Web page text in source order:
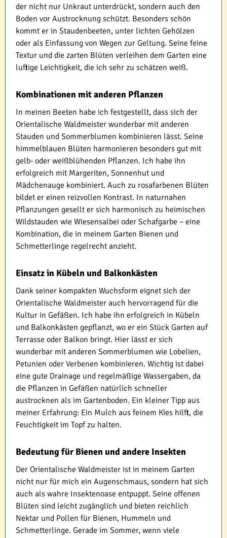
der nicht nur Unkraut unterdrückt, sondern auch den
Boden vor Austrocknung schützt. Besonders schön
kommt er in Staudenbeeten, unter lichten Gehölzen
oder als Einfassung von Wegen zur Geltung. Seine feine
Textur und die zarten Blüten verleihen dem Garten eine
luftige Leichtigkeit, die ich sehr zu schätzen weiß.
Kombinationen mit anderen Pflanzen
In meinen Beeten habe ich festgestellt, dass sich der
Orientalische Waldmeister wunderbar mit anderen
Stauden und Sommerblumen kombinieren lässt. Seine
himmelblauen Blüten harmonieren besonders gut mit
gelb- oder weißblühenden Pflanzen. Ich habe ihn
erfolgreich mit Margeriten, Sonnenhut und
Mädchenauge kombiniert. Auch zu rosafarbenen Blüten
bildet er einen reizvollen Kontrast. In naturnahen
Pflanzungen gesellt er sich harmonisch zu heimischen
Wildstauden wie Wiesensalbei oder Schafgarbe – eine
Kombination, die in meinem Garten Bienen und
Schmetterlinge regelrecht anzieht.
Einsatz in Kübeln und Balkonkästen
Dank seiner kompakten Wuchsform eignet sich der
Orientalische Waldmeister auch hervorragend für die
Kultur in Gefäßen. Ich habe ihn erfolgreich in Kübeln
und Balkonkästen gepflanzt, wo er ein Stück Garten auf
Terrasse oder Balkon bringt. Hier lässt er sich
wunderbar mit anderen Sommerblumen wie Lobelien,
Petunien oder Verbenen kombinieren. Wichtig ist dabei
eine gute Drainage und regelmäßige Wassergaben, da
die Pflanzen in Gefäßen natürlich schneller
austrocknen als im Gartenboden. Ein kleiner Tipp aus
meiner Erfahrung: Ein Mulch aus feinem Kies hilft, die
Feuchtigkeit im Topf zu halten.
Bedeutung für Bienen und andere Insekten
Der Orientalische Waldmeister ist in meinem Garten
nicht nur für mich ein Augenschmaus, sondern hat sich
auch als wahre Insektenoase entpuppt. Seine offenen
Blüten sind leicht zugänglich und bieten reichlich
Nektar und Pollen für Bienen, Hummeln und
Schmetterlinge. Gerade im Sommer, wenn viele